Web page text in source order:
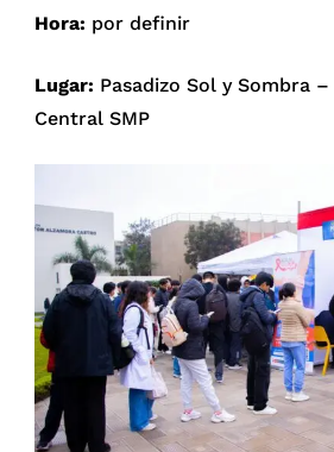
Hora: por definir
Lugar: Pasadizo Sol y Sombra
Central SMP